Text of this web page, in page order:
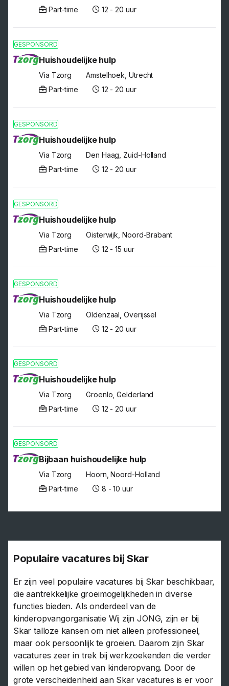
Part-time 12 - 20 uur
GESPONSORD
Huishoudelijke hulp
Via Tzorg
Amstelhoek, Utrecht
Part-time
12 - 20 uur
GESPONSORD
Huishoudelijke hulp
Via Tzorg
Den Haag, Zuid-Holland
Part-time
12 - 20 uur
GESPONSORD
Huishoudelijke hulp
Via Tzorg
Oisterwijk, Noord-Brabant
Part-time
12 - 15 uur
GESPONSORD
Huishoudelijke hulp
Via Tzorg
Oldenzaal, Overijssel
Part-time
12 - 20 uur
GESPONSORD
Huishoudelijke hulp
Via Tzorg
Groenlo, Gelderland
Part-time
12 - 20 uur
GESPONSORD
Bijbaan huishoudelijke hulp
Via Tzorg
Hoorn, Noord-Holland
Part-time
8 - 10 uur
Populaire vacatures bij Skar
Er zijn veel populaire vacatures bij Skar beschikbaar,
die aantrekkelijke groeimogelijkheden in diverse
functies bieden. Als onderdeel van de
kinderopvangorganisatie Wij zijn JONG, zijn er bij
Skar talloze kansen om niet alleen professioneel,
maar ook persoonlijk te groeien. Daarom zijn Skar
vacatures zeer in trek bij werkzoekenden die verder
willen op het gebied van kinderopvang. Door de
grote verscheidenheid aan Skar vacatures is er voor